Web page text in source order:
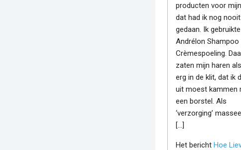
producten voor mijn
dat had ik nog nooit
gedaan. Ik gebruikte
Andrélon Shampoo
Crèmespoeling.
zaten mijn haren
erg in de klit, dat ik
uit moest kammen
een borstel. Als
‘verzorging’
[…]
Het bericht Hoe